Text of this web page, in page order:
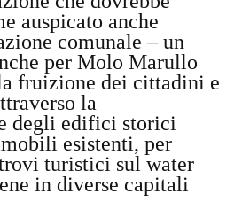
auspicato anche
comunale – un
per Molo Marullo
fruizione dei cittadini e
la
degli edifici storici
esistenti, per
turistici sul water
in diverse capitali